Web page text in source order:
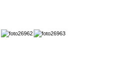
Veenreukgras